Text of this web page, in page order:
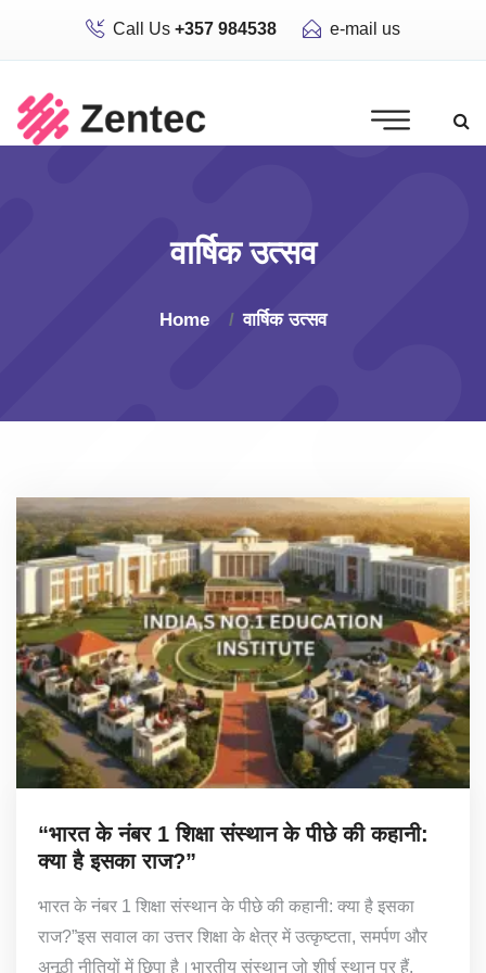
Call Us +357 984538 e-mail us
वार्षिक उत्सव
Home वार्षिक उत्सव
“भारत के नंबर 1 शिक्षा संस्थान के पीछे की कहानी:
क्या है इसका राज?”
भारत के नंबर 1 शिक्षा संस्थान के पीछे की कहानी: क्या है इसका
राज?”इस सवाल का उत्तर शिक्षा के क्षेत्र में उत्कृष्टता, समर्पण और
अनूठी नीतियों में छिपा है।भारतीय संस्थान जो शीर्ष स्थान पर हैं,